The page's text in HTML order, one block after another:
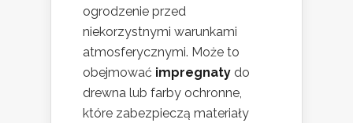
ogrodzenie przed
niekorzystnymi warunkami
atmosferycznymi. Może to
obejmować impregnaty do
drewna lub farby ochronne,
które zabezpieczą materiały